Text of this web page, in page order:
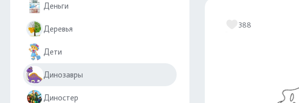
Деньги
Деревья
Дети
Динозавры
Диностер
388